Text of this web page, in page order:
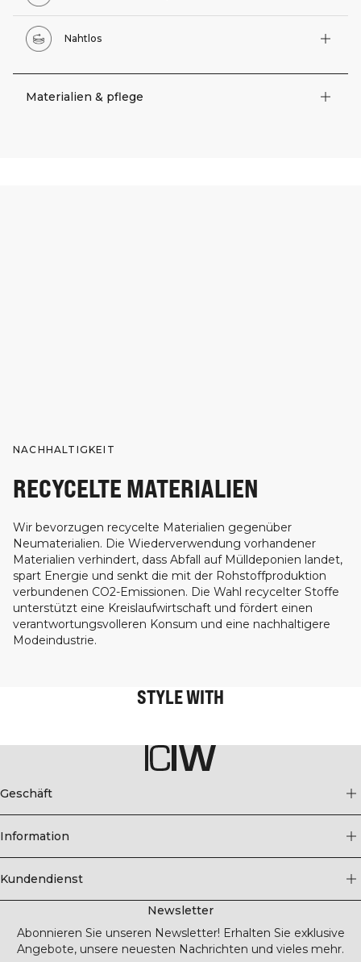
Nahtlos
Materialien & pflege
NACHHALTIGKEIT
RECYCELTE MATERIALIEN
Wir bevorzugen recycelte Materialien gegenüber
Neumaterialien. Die Wiederverwendung vorhandener
Materialien verhindert, dass Abfall auf Mülldeponien landet,
spart Energie und senkt die mit der Rohstoffproduktion
verbundenen CO2-Emissionen. Die Wahl recycelter Stoffe
unterstützt eine Kreislaufwirtschaft und fördert einen
verantwortungsvolleren Konsum und eine nachhaltigere
Modeindustrie.
STYLE WITH
Geschäft
Information
Kundendienst
Newsletter
Abonnieren Sie unseren Newsletter! Erhalten Sie exklusive
Angebote, unsere neuesten Nachrichten und vieles mehr.